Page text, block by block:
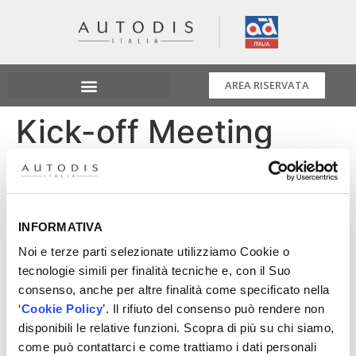
INFORMATIVA
Noi e terze parti selezionate utilizziamo Cookie o
tecnologie simili per finalità tecniche e, con il Suo
consenso, anche per altre finalità come specificato nella
‘Cookie Policy’. Il rifiuto del consenso può rendere non
disponibili le relative funzioni. Scopra di più su chi siamo,
come può contattarci e come trattiamo i dati personali
AREA RISERVATA
Kick-off Meeting
2025
vivremo al massimo delle nostre forze.
Con dedizione, innovazione e impegno, ci prepariamo a
rendere il 2025 un anno memorabile.
A tutti i nostri collaboratori e ai fornitori sponsor: grazie
per essere parte del nostro viaggio. Insieme faremo la
differenza.